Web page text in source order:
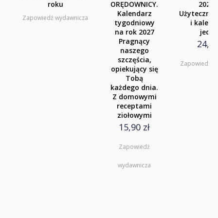
Klasa 8
Klasa 2 liceum i technikum
roku
Zapowiedź wydawnicza
ORĘDOWNICY.
Kalendarz
tygodniowy
na rok 2027
Pragnący
naszego
szczęścia,
opiekujący się
Tobą
każdego dnia.
Z domowymi
receptami
ziołowymi
15,90 zł
Zapowiedź
wydawnicza
2027
Użyteczny
i
Zapowiedź